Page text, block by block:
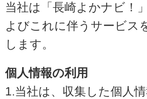
当社は「長崎よかナビ！
よびこれに伴うサービス
します。
個人情報の利用
1.当社は、収集した個人